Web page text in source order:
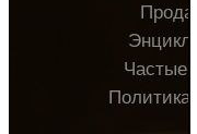
Частые
Политика